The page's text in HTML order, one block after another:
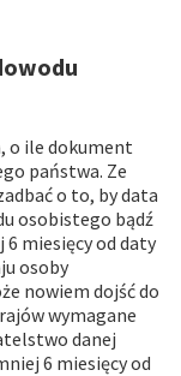
o ile dokument
państwa. Ze
o to, by data
osobistego bądź
miesięcy od daty
osoby
nowiem dojść do
wymagane
danej
6 miesięcy od